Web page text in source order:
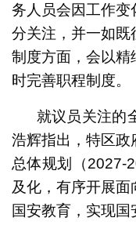
务人员会因工作变
分关注，并一如既
制度方面，会以精
时完善职程制度。
就议员关注的
浩辉指出，特区政
总体规划（2027-
及化，有序开展
国安教育，实现国